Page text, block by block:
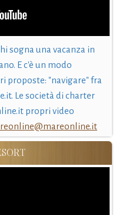
sogna una vacanza in
E c'è un modo
proposte: "navigare" fra
Le società di charter
propri video